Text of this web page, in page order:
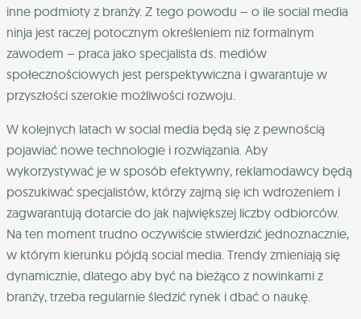
inne podmioty z branży. Z tego powodu – o ile social media
ninja jest raczej potocznym określeniem niż formalnym
zawodem – praca jako specjalista ds. mediów
społecznościowych jest perspektywiczna i gwarantuje w
przyszłości szerokie możliwości rozwoju.
W kolejnych latach w social media będą się z pewnością
pojawiać nowe technologie i rozwiązania. Aby
wykorzystywać je w sposób efektywny, reklamodawcy będą
poszukiwać specjalistów, którzy zajmą się ich wdrożeniem i
zagwarantują dotarcie do jak największej liczby odbiorców.
Na ten moment trudno oczywiście stwierdzić jednoznacznie,
w którym kierunku pójdą social media. Trendy zmieniają się
dynamicznie, dlatego aby być na bieżąco z nowinkami z
branży, trzeba regularnie śledzić rynek i dbać o naukę.